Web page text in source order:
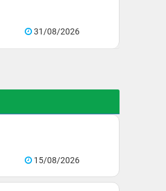
31/08/2026
15/08/2026